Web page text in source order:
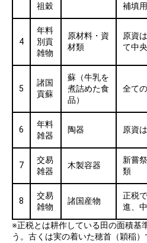
祖穀
補填用
4
年料
別貢
雑物
原材料・資
材類
原資
て中
5
諸国
貢蘇
蘇（牛乳を
煮詰めた食
品）
全て
6
年料
雑器
陶器 原資
7
交易
雑器
木製容器
新嘗
類
8
交易
雑物
諸国産物
正税
進、
※正税とは耕作している田の面積基
う。古くは実の着いた穂首（穎稲